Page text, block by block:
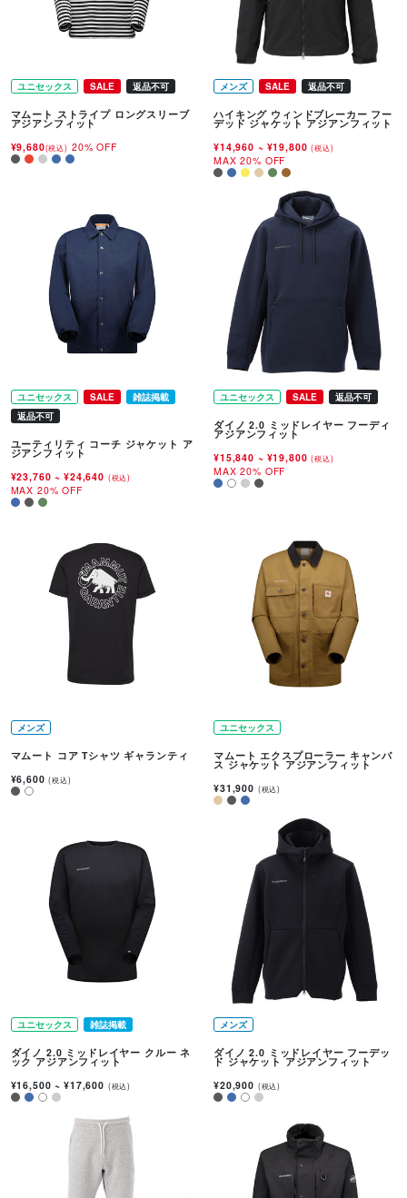
ユニセックス SALE 返品不可
マムート ストライプ ロングスリーブ
アジアンフィット
¥9,680(税込) 20% OFF
メンズ SALE 返品不可
ハイキング ウィンドブレーカー フー
デッド ジャケット アジアンフィット
¥14,960 ~ ¥19,800(税込)
MAX 20% OFF
ユニセックス SALE
雑誌掲載
返品不可
ユーティリティ コーチ ジャケット ア
ジアンフィット
¥23,760~ ¥24,640 (税込)
MAX 20% OFF
ユニセックス SALE 返品不可
ダイノ 2.0 ミッドレイヤー フーディ
アジアンフィット
¥15,840 ~ ¥19,800(税込)
MAX 20% OFF
メンズ
マムート コア Tシャツ ギャランティ
¥6,600(税込)
ユニセックス
マムート エクスプローラー キャンバ
ス ジャケット アジアンフィット
¥31,900 (税込)
ユニセックス 雑誌掲載
ダイノ 2.0 ミッドレイヤー クルー ネ
ック アジアンフィット
¥16,500~ ¥17,600 (税込)
メンズ
ダイノ 2.0 ミッドレイヤー フーデッ
ド ジャケット アジアンフィット
¥20,900 (税込)